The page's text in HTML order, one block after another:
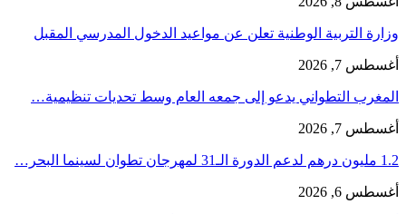
وزارة التربية الوطنية تعلن عن مواعيد الدخول المدرسي المقبل
أغسطس 7, 2026
المغرب التطواني يدعو إلى جمعه العام وسط تحديات تنظيمية…
أغسطس 7, 2026
1.2 مليون درهم لدعم الدورة الـ31 لمهرجان تطوان لسينما البحر…
أغسطس 6, 2026